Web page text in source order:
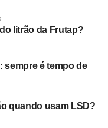
litrão da Frutap?
sempre é tempo de
quando usam LSD?